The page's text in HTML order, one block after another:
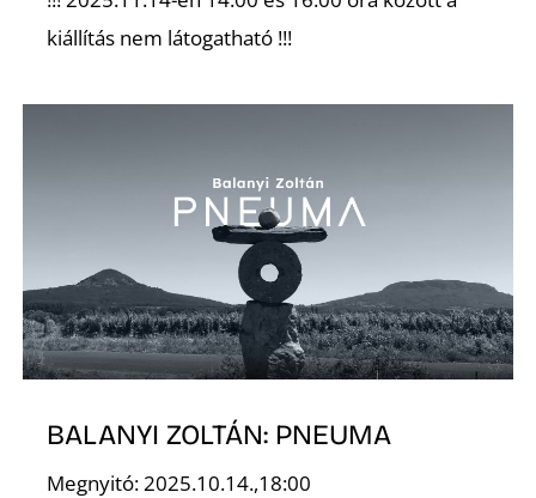
kiállítás nem látogatható !!!
BALANYI ZOLTÁN: PNEUMA
Megnyitó: 2025.10.14.,18:00